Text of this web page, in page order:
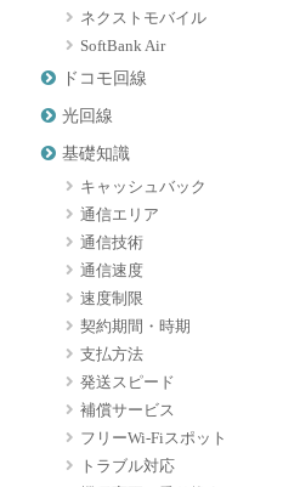
ネクストモバイル
SoftBank Air
ドコモ回線
光回線
基礎知識
キャッシュバック
通信エリア
通信技術
通信速度
速度制限
契約期間・時期
支払方法
発送スピード
補償サービス
フリーWi-Fiスポット
トラブル対応